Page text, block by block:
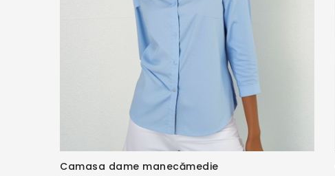
Camasa dame manecămedie